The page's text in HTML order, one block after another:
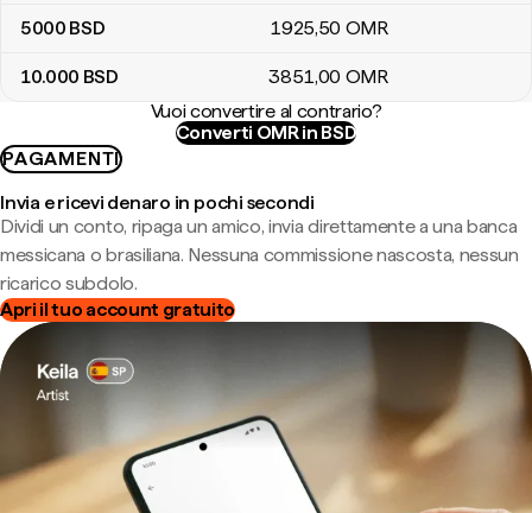
5000 BSD 1925,50 OMR
10.000 BSD 3851,00 OMR
Vuoi convertire al contrario?
Converti OMR in BSD
PAGAMENTI
Invia e ricevi denaro in pochi secondi
Dividi un conto, ripaga un amico, invia direttamente a una banca
messicana o brasiliana. Nessuna commissione nascosta, nessun
ricarico subdolo.
Apri il tuo account gratuito